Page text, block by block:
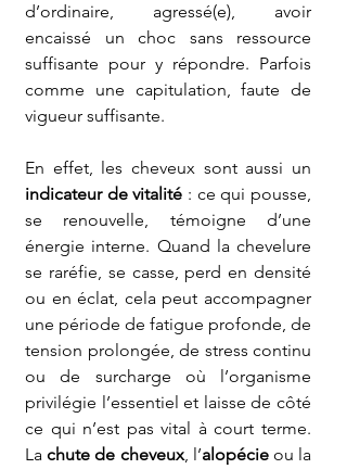
d’ordinaire, agressé(e), avoir
encaissé un choc sans ressource
suffisante pour y répondre. Parfois
comme une capitulation, faute de
vigueur suffisante.
indicateur de vitalité : ce qui pousse,
se renouvelle, témoigne d’une
énergie interne. Quand la chevelure
se raréfie, se casse, perd en densité
ou en éclat, cela peut accompagner
une période de fatigue profonde, de
tension prolongée, de stress continu
ou de surcharge où l’organisme
privilégie l’essentiel et laisse de côté
ce qui n’est pas vital à court terme.
La chute de cheveux, l’alopécie ou la